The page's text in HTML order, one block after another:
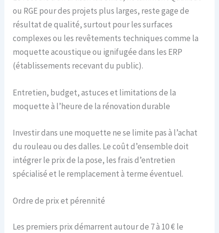
ou RGE pour des projets plus larges, reste gage de
résultat de qualité, surtout pour les surfaces
complexes ou les revêtements techniques comme la
moquette acoustique ou ignifugée dans les ERP
(établissements recevant du public).
Entretien, budget, astuces et limitations de la
moquette à l’heure de la rénovation durable
Investir dans une moquette ne se limite pas à l’achat
du rouleau ou des dalles. Le coût d’ensemble doit
intégrer le prix de la pose, les frais d’entretien
spécialisé et le remplacement à terme éventuel.
Ordre de prix et pérennité
Les premiers prix démarrent autour de 7 à 10 € le